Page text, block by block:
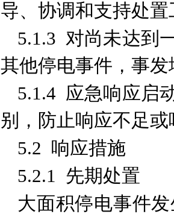
导、协调和支持处置
5.1.3 对尚未达到
其他停电事件，事
5.1.4 应急响应启
别，防止响应不足
5.2 响应措施
5.2.1 先期处置
大面积停电事件